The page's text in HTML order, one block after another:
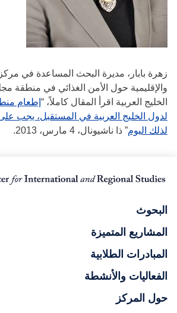
زهرة بابار، مديرة البحث المساعدة في
والإقليمية حول الأمن الغذائي في منطقة
الخليج العربية اقرأ المقال كاملاً، “ إطعام
لدول الخليج العربية في المستقبل، يجب
لذلك اليوم” ذا ناشيونال، 4 مارس، 2013.
البحوث
المشاريع المتميزة
المبادرات الطلابية
الفعاليات والأنشطة
حول المركز